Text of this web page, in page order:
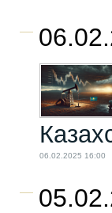
06.02.2025 16:00